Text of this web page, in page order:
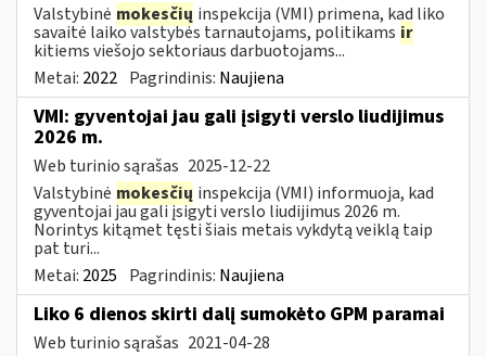
Valstybinė mokesčių inspekcija (VMI) primena, kad liko
savaitė laiko valstybės tarnautojams, politikams ir
kitiems viešojo sektoriaus darbuotojams...
Metai: 2022 Pagrindinis: Naujiena
VMI: gyventojai jau gali įsigyti verslo liudijimus
2026 m.
Web turinio sąrašas 2025-12-22
Valstybinė mokesčių inspekcija (VMI) informuoja, kad
gyventojai jau gali įsigyti verslo liudijimus 2026 m.
Norintys kitąmet tęsti šiais metais vykdytą veiklą taip
pat turi...
Metai: 2025 Pagrindinis: Naujiena
Liko 6 dienos skirti dalį sumokėto GPM paramai
Web turinio sąrašas 2021-04-28